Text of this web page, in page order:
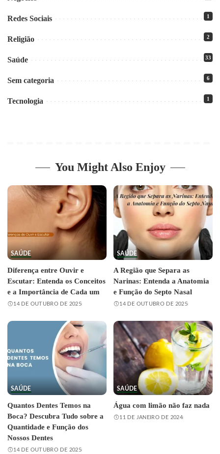
Redes Sociais 1
Religião 2
Saúde 33
Sem categoria 6
Tecnologia 1
You Might Also Enjoy
SAÚDE
Diferença entre Ouvir e
Escutar: Entenda os Conceitos
e a Importância de Cada um
14 DE OUTUBRO DE 2025
SAÚDE
A Região que Separa as
Narinas: Entenda a Anatomia
e Função do Septo Nasal
14 DE OUTUBRO DE 2025
SAÚDE
Quantos Dentes Temos na
Boca? Descubra Tudo sobre a
Quantidade e Função dos
Nossos Dentes
14 DE OUTUBRO DE 2025
SAÚDE
Água com limão não faz nada
11 DE JANEIRO DE 2024